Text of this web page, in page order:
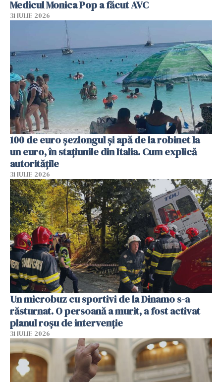
Medicul Monica Pop a făcut AVC
31 IULIE 2026
100 de euro șezlongul și apă de la robinet la
un euro, în stațiunile din Italia. Cum explică
autoritățile
31 IULIE 2026
Un microbuz cu sportivi de la Dinamo s-a
răsturnat. O persoană a murit, a fost activat
planul roșu de intervenție
31 IULIE 2026